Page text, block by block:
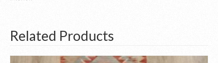
Related Products